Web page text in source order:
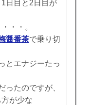
日目と2日目が
・・。
醤番茶で乗り切
とエナジーたっ
ったのですが、
が少な